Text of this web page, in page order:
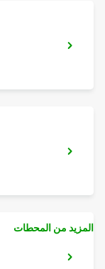
المزيد من المحطات